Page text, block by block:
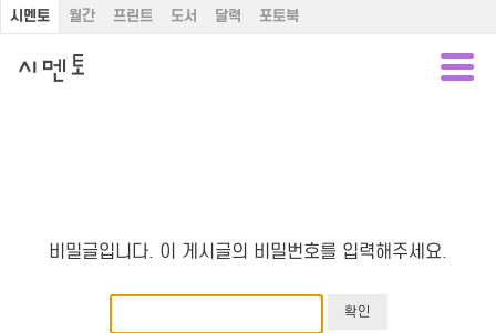
시멘토 월간 프린트 도서 달력 포토북
비밀글입니다. 이 게시글의 비밀번호를 입력해주세요.